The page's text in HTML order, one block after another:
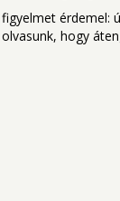
hogy